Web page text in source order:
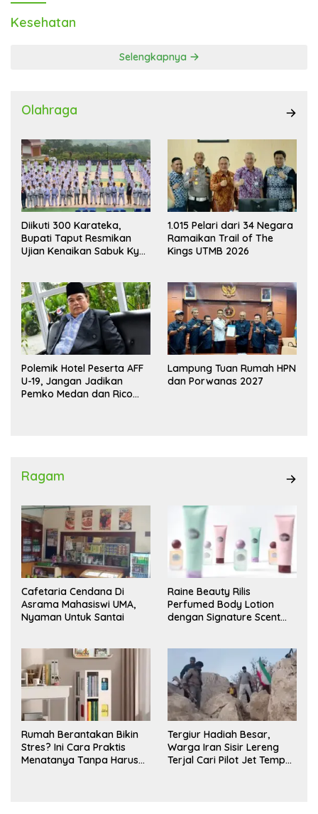
Kesehatan
Selengkapnya
Olahraga
Diikuti 300 Karateka,
Bupati Taput Resmikan
Ujian Kenaikan Sabuk Kyu
1.015 Pelari dari 34 Negara
Ramaikan Trail of The
Kings UTMB 2026
Polemik Hotel Peserta AFF
U-19, Jangan Jadikan
Pemko Medan dan Rico
Lampung Tuan Rumah HPN
dan Porwanas 2027
Ragam
Cafetaria Cendana Di
Asrama Mahasiswi UMA,
Nyaman Untuk Santai
Raine Beauty Rilis
Perfumed Body Lotion
dengan Signature Scent
Rumah Berantakan Bikin
Stres? Ini Cara Praktis
Menatanya Tanpa Harus
Tergiur Hadiah Besar,
Warga Iran Sisir Lereng
Terjal Cari Pilot Jet Tempur